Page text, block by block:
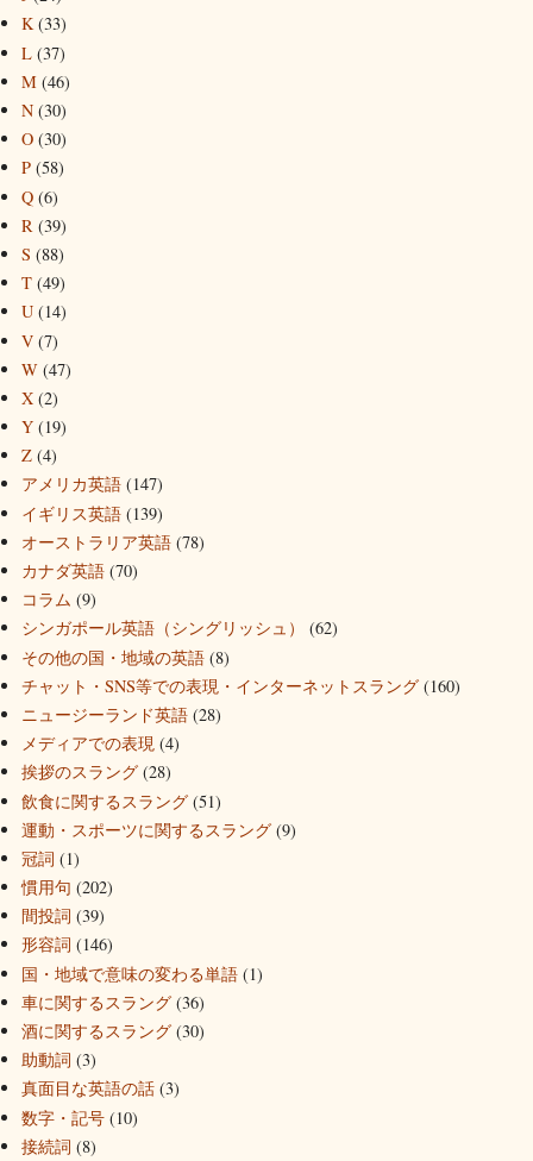
K (33)
L (37)
M (46)
N (30)
O (30)
P (58)
Q (6)
R (39)
S (88)
T (49)
U (14)
V (7)
W (47)
X (2)
Y (19)
Z (4)
アメリカ英語 (147)
イギリス英語 (139)
オーストラリア英語 (78)
カナダ英語 (70)
コラム (9)
シンガポール英語（シングリッシュ）
(62)
その他の国・地域の英語 (8)
チャット・SNS等での表現・インターネットスラング (160)
ニュージーランド英語 (28)
メディアでの表現 (4)
挨拶のスラング (28)
飲食に関するスラング (51)
運動・スポーツに関するスラング (9)
冠詞 (1)
慣用句 (202)
間投詞 (39)
形容詞 (146)
国・地域で意味の変わる単語 (1)
車に関するスラング (36)
酒に関するスラング (30)
助動詞 (3)
真面目な英語の話 (3)
数字・記号 (10)
接続詞 (8)